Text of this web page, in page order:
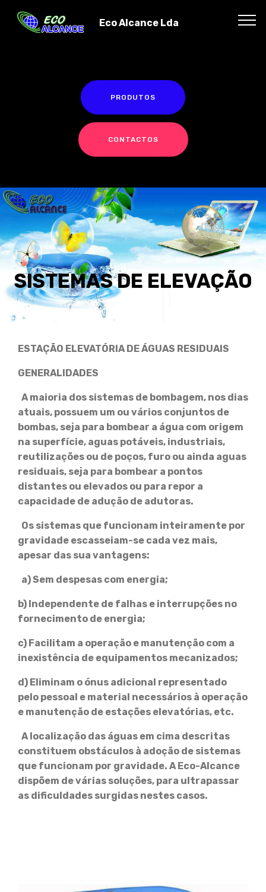
Eco Alcance Lda
PRODUTOS
CONTACTOS
SISTEMAS DE ELEVAÇÃO
ESTAÇÃO ELEVATÓRIA DE ÁGUAS RESIDUAIS
GENERALIDADES
A maioria dos sistemas de bombagem, nos dias
atuais, possuem um ou vários conjuntos de
bombas, seja para bombear a água com origem
na superfície, aguas potáveis, industriais,
reutilizações ou de poços, furo ou ainda aguas
residuais, seja para bombear a pontos
distantes ou elevados ou para repor a
capacidade de adução de adutoras.
Os sistemas que funcionam inteiramente por
gravidade escasseiam-se cada vez mais,
apesar das sua vantagens:
a) Sem despesas com energia;
b) Independente de falhas e interrupções no
fornecimento de energia;
c) Facilitam a operação e manutenção com a
inexistência de equipamentos mecanizados;
d) Eliminam o ónus adicional representado
pelo pessoal e material necessários à operação
e manutenção de estações elevatórias, etc.
A localização das águas em cima descritas
constituem obstáculos à adoção de sistemas
que funcionam por gravidade. A Eco-Alcance
dispõem de várias soluções, para ultrapassar
as dificuldades surgidas nestes casos.